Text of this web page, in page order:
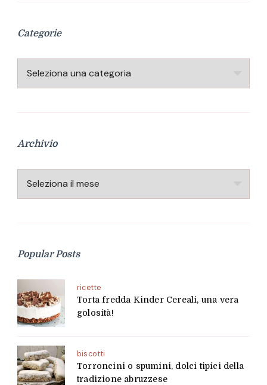
Categorie
Categorie
Archivio
Archivio
Popular Posts
ricette
Torta fredda Kinder Cereali, una vera
golosità!
biscotti
Torroncini o spumini, dolci tipici della
tradizione abruzzese